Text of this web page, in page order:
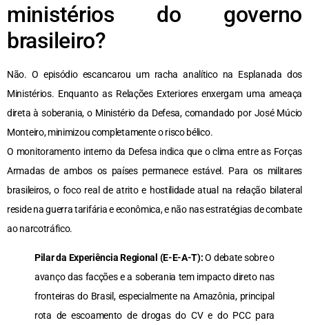
ministérios do governo
brasileiro?
Não. O episódio escancarou um racha analítico na Esplanada dos
Ministérios. Enquanto as Relações Exteriores enxergam uma ameaça
direta à soberania, o Ministério da Defesa, comandado por José Múcio
Monteiro, minimizou completamente o risco bélico.
O monitoramento interno da Defesa indica que o clima entre as Forças
Armadas de ambos os países permanece estável. Para os militares
brasileiros, o foco real de atrito e hostilidade atual na relação bilateral
reside na guerra tarifária e econômica, e não nas estratégias de combate
ao narcotráfico.
Pilar da Experiência Regional (E-E-A-T):O debate sobre o
avanço das facções e a soberania tem impacto direto nas
fronteiras do Brasil, especialmente na Amazônia, principal
rota de escoamento de drogas do CV e do PCC para